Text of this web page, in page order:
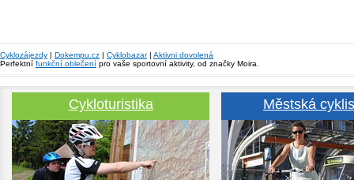
Cyklozájezdy | Dokempu.cz | Cyklobazar| Aktivni dovolená
Perfektní funkční oblečení pro vaše sportovní aktivity, od značky Moira.
Cykloturistika Městská